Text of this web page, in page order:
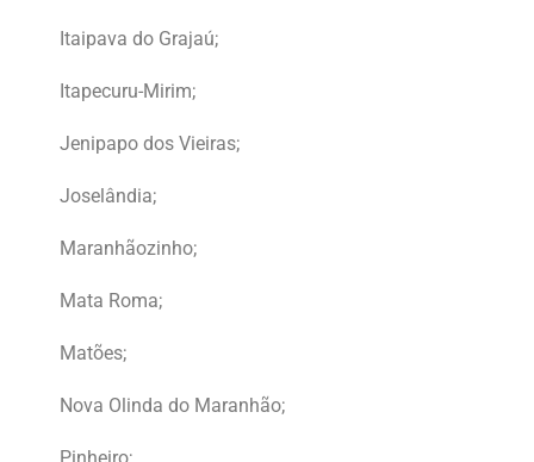
Itaipava do Grajaú;
Itapecuru-Mirim;
Jenipapo dos Vieiras;
Joselândia;
Maranhãozinho;
Mata Roma;
Matões;
Nova Olinda do Maranhão;